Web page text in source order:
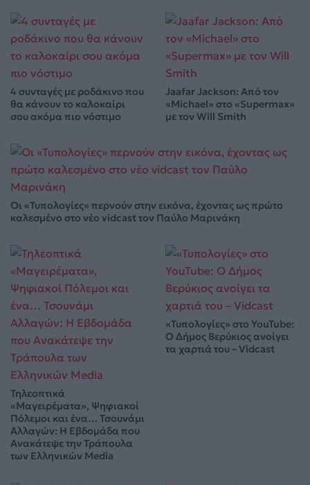
4 συνταγές με ροδάκινο που
θα κάνουν το καλοκαίρι
σου ακόμα πιο νόστιμο
Jaafar Jackson: Από τον
«Michael» στο «Supermax»
με τον Will Smith
Οι «Τυπολογίες» περνούν στην εικόνα, έχοντας ως πρώτο
καλεσμένο στο νέο vidcast τον Παύλο Μαρινάκη
Τηλεοπτικά
«Μαγειρέματα», Ψηφιακοί
Πόλεμοι και ένα… Τσουνάμι
Αλλαγών: Η Εβδομάδα που
Ανακάτεψε την Τράπουλα
των Ελληνικών Media
«Τυπολογίες» στο YouTube:
Ο Δήμος Βερύκιος ανοίγει
τα χαρτιά του – Vidcast